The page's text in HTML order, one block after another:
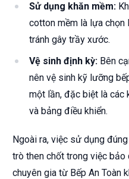
Sử dụng khăn mềm:
cotton mềm là lựa chọn
tránh gây trầy xước.
Vệ sinh định kỳ: Bên
nên vệ sinh kỹ lưỡng
một lần, đặc biệt là các
và bảng điều khiển.
Ngoài ra, việc sử dụng
trò then chốt trong việc
chuyên gia từ Bếp An Toàn